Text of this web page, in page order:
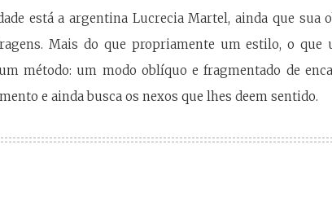
está a argentina Lucrecia Martel, ainda que sua
Mais do que propriamente um estilo, o que
método: um modo oblíquo e fragmentado de
e ainda busca os nexos que lhes deem sentido.